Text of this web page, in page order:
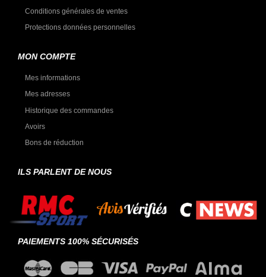
Conditions générales de ventes
Protections données personnelles
MON COMPTE
Mes informations
Mes adresses
Historique des commandes
Avoirs
Bons de réduction
ILS PARLENT DE NOUS
PAIEMENTS 100% SÉCURISÉS